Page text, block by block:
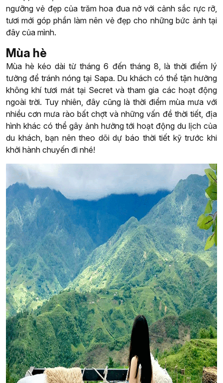
ngưỡng vẻ đẹp của trăm hoa đua nở với cảnh sắc rực rỡ,
tươi mới góp phần làm nên vẻ đẹp cho những bức ảnh tại
đây của mình.
Mùa hè
Mùa hè kéo dài từ tháng 6 đến tháng 8, là thời điểm lý
tưởng để tránh nóng tại Sapa. Du khách có thể tận hưởng
không khí tươi mát tại Secret và tham gia các hoạt động
ngoài trời. Tuy nhiên, đây cũng là thời điểm mùa mưa với
nhiều cơn mưa rào bất chợt và những vấn đề thời tiết, địa
hình khác có thể gây ảnh hưởng tới hoạt động du lịch của
du khách, bạn nên theo dõi dự báo thời tiết kỹ trước khi
khởi hành chuyến đi nhé!